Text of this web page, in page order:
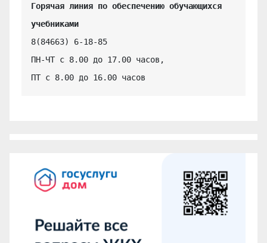
Горячая линия по обеспечению обучающихся
учебниками
8(84663) 6-18-85
ПН-ЧТ с 8.00 до 17.00 часов,
ПТ с 8.00 до 16.00 часов